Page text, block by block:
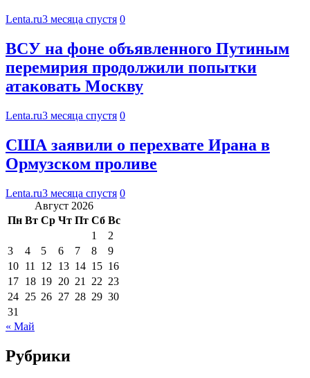
Lenta.ru3 месяца спустя 0
ВСУ на фоне объявленного Путиным
перемирия продолжили попытки
атаковать Москву
Lenta.ru3 месяца спустя 0
США заявили о перехвате Ирана в
Ормузском проливе
Lenta.ru3 месяца спустя 0
Август 2026
Пн Вт Ср Чт Пт Сб Вс
1
2
3
4 5 6 7 8
9
10 11 12 13 14 15 16
17 18 19 20 21 22 23
24 25 26 27 28 29 30
31
« Май
Рубрики